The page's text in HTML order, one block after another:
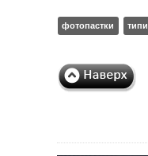
фотопастки типи